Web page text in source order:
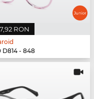
RON
D814 - 848